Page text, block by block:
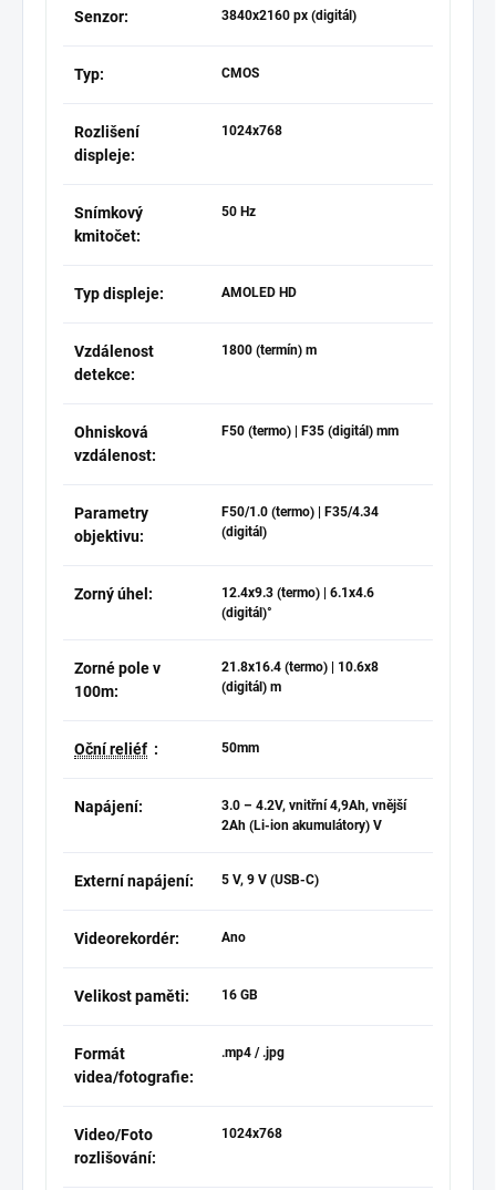
Senzor: 3840x2160 px (digitál)
Typ: CMOS
Rozlišení
displeje:
1024x768
Snímkový
kmitočet:
50 Hz
Typ displeje: AMOLED HD
Vzdálenost
detekce:
1800 (termín) m
Ohnisková
vzdálenost:
F50 (termo) | F35 (digitál) mm
Parametry
objektivu:
F50/1.0 (termo) | F35/4.34
(digitál)
Zorný úhel:
12.4x9.3 (termo) | 6.1x4.6
(digitál)°
Zorné pole v
100m:
21.8x16.4 (termo) | 10.6x8
(digitál) m
Oční reliéf : 50mm
Napájení:
3.0 – 4.2V, vnitřní 4,9Ah, vnější
2Ah (Li-ion akumulátory) V
Externí napájení: 5 V, 9 V (USB-C)
Videorekordér: Ano
Velikost paměti: 16 GB
Formát
videa/fotografie:
.mp4 / .jpg
Video/Foto
rozlišování:
1024x768